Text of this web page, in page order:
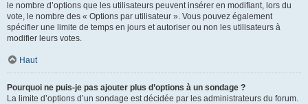
le nombre d’options que les utilisateurs peuvent insérer en modifiant, lors du
vote, le nombre des « Options par utilisateur ». Vous pouvez également
spécifier une limite de temps en jours et autoriser ou non les utilisateurs à
modifier leurs votes.
Haut
Pourquoi ne puis-je pas ajouter plus d’options à un sondage ?
La limite d’options d’un sondage est décidée par les administrateurs du forum.